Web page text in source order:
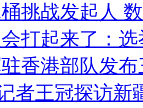
挑战发起人
打起来了：
香港部队发
者王冠探访新